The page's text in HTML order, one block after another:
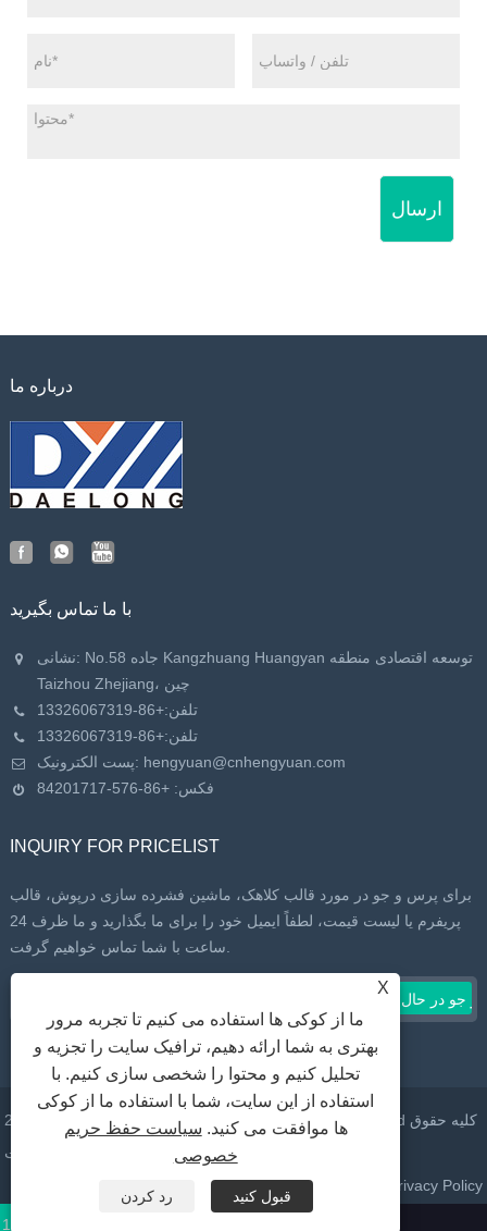
ارسال
درباره ما
با ما تماس بگیرید
نشانی: No.58 جاده Kangzhuang Huangyan توسعه اقتصادی منطقه
Taizhou Zhejiang، چین
تلفن:+86-13326067319
تلفن:+86-13326067319
پست الکترونیک: hengyuan@cnhengyuan.com
فکس: +86-576-84201717
INQUIRY FOR PRICELIST
برای پرس و جو در مورد قالب کلاهک، ماشین فشرده سازی درپوش، قالب
پریفرم یا لیست قیمت، لطفاً ایمیل خود را برای ما بگذارید و ما ظرف 24
ساعت با شما تماس خواهیم گرفت.
حق چاپ © 2022 Taizhou Huangyan Daelong Mold Co., Ltd کلیه حقوق
پیوندها
Sitemap RSS Privacy Policy
X
ما از کوکی ها استفاده می کنیم تا تجربه مرور
بهتری به شما ارائه دهیم، ترافیک سایت را تجزیه و
تحلیل کنیم و محتوا را شخصی سازی کنیم. با
استفاده از این سایت، شما با استفاده ما از کوکی
ها موافقت می کنید. سیاست حفظ حریم
خصوصی
رد کردن
قبول کنید